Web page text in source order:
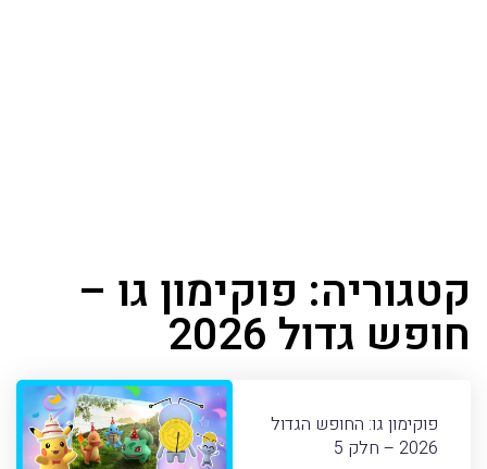
קטגוריה: פוקימון גו –
חופש גדול 2026
פוקימון גו: החופש הגדול
2026 – חלק 5